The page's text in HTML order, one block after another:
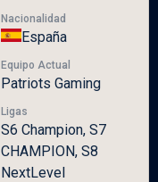
Nacionalidad
España
Equipo Actual
Patriots Gaming
Ligas
S6 Champion, S7
CHAMPION, S8
NextLevel